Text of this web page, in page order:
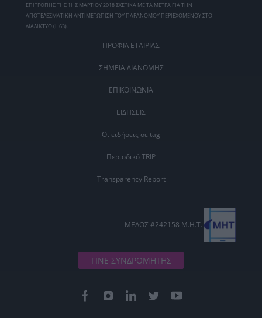
ΕΠΙΤΡΟΠΗΣ ΤΗΣ 1ΗΣ ΜΑΡΤΙΟΥ 2018 ΣΧΕΤΙΚΑ ΜΕ ΤΑ ΜΕΤΡΑ ΓΙΑ ΤΗΝ
ΑΠΟΤΕΛΕΣΜΑΤΙΚΗ ΑΝΤΙΜΕΤΩΠΙΣΗ ΤΟΥ ΠΑΡΑΝΟΜΟΥ ΠΕΡΙΕΧΟΜΕΝΟΥ ΣΤΟ
ΔΙΑΔΙΚΤΥΟ (L 63).
ΠΡΟΦΙΛ ΕΤΑΙΡΙΑΣ
ΣΗΜΕΙΑ ΔΙΑΝΟΜΗΣ
ΕΠΙΚΟΙΝΩΝΙΑ
ΕΙΔΗΣΕΙΣ
Οι ειδήσεις σε tag
Περιοδικό TRIP
Transparency Report
ΓΙΝΕ ΣΥΝΔΡΟΜΗΤΗΣ
ΜΕΛΟΣ #242158 Μ.Η.Τ.